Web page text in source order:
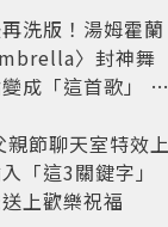
洗版！湯姆霍蘭
〉封神舞
成「這首歌」 造
親節聊天室特效上
「這3關鍵字」
上歡樂祝福